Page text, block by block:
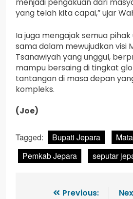
yang telah kita capai,” ujar
Ia juga mengajak semua
sama dalam mewujudkan visi
Tsanawiyah yang unggul,
mampu bersaing di tingkat
tantangan di masa depan
kompleks.
(Joe)
Tagged: Bupati Jepara
Pemkab Jepara
seputar
Previous: